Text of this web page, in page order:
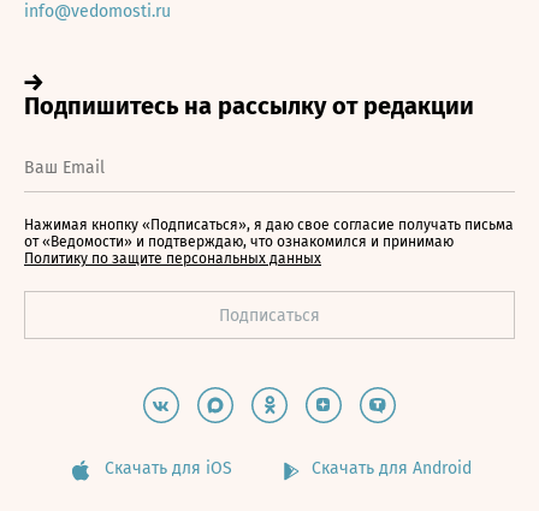
info@vedomosti.ru
Нажимая кнопку «Подписаться», я даю свое согласие получать письма
от «Ведомости» и подтверждаю, что ознакомился и принимаю
Политику по защите персональных данных
Скачать для iOS Скачать для Android